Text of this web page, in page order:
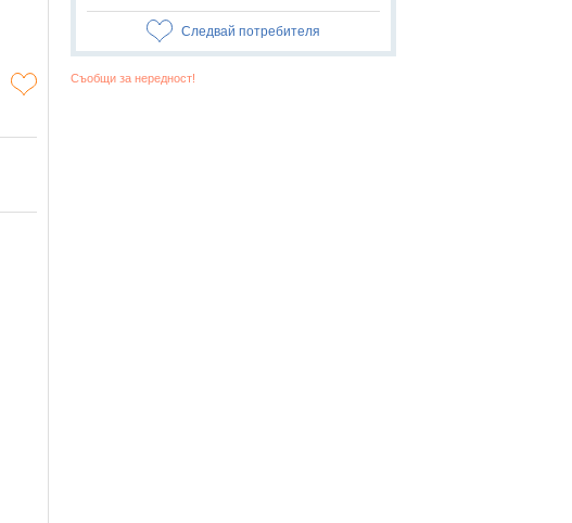
Следвай потребителя
Съобщи за нередност!